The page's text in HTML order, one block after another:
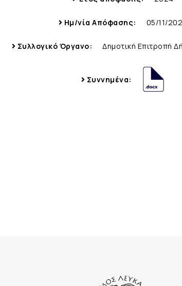
Ημ/νία Απόφασης: 05/11/
Συλλογικό Όργανο: Δημοτική Επιτροπή
Συννημένα: